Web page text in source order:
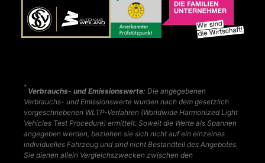
*
Verbrauchs- und Emissionswerte: Die angegebenen
Verbrauchs- und Emissionswerte wurden nach dem gesetzlich
vorgeschriebenen WLTP-Verfahren (Worldwide Harmonized Light
Vehicles Test Procedure) ermittelt. Soweit die Werte als Spannen
angegeben werden, beziehen sie sich nicht auf ein einzelnes
individuelles Fahrzeug und sind nicht Bestandteil des Angebotes.
Sie dienen allein Vergleichszwecken zwischen den